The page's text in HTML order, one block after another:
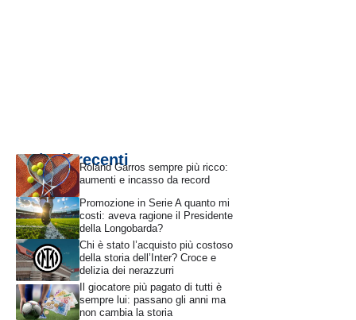
Articoli recentiRoland Garros sempre più ricco:
aumenti e incasso da record
Promozione in Serie A quanto mi
costi: aveva ragione il Presidente
della Longobarda?
Chi è stato l’acquisto più costoso
della storia dell’Inter? Croce e
delizia dei nerazzurri
Il giocatore più pagato di tutti è
sempre lui: passano gli anni ma
non cambia la storia